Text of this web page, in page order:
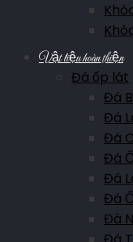
Vật liệu hoàn thiện
Đá ốp lát
Đá
Đá
Đá
Đá
Đá
Đá
Đá